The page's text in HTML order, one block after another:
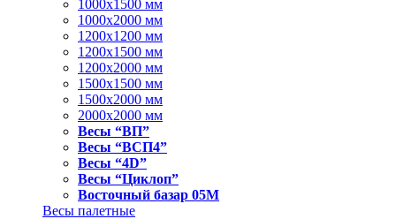
1000x1500 мм
1000x2000 мм
1200x1200 мм
1200x1500 мм
1200x2000 мм
1500x1500 мм
1500x2000 мм
2000x2000 мм
Весы “ВП”
Весы “ВСП4”
Весы “4D”
Весы “Циклоп”
Восточный базар 05M
Весы палетные